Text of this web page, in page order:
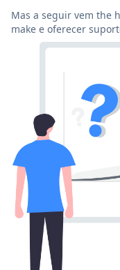
Mas a seguir vem the
make e oferecer